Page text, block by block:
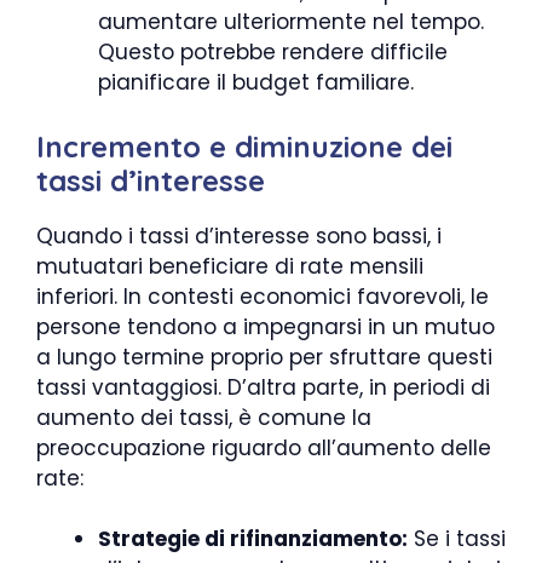
aumentare ulteriormente nel tempo.
Questo potrebbe rendere difficile
pianificare il budget familiare.
Incremento e diminuzione dei
tassi d’interesse
Quando i tassi d’interesse sono bassi, i
mutuatari beneficiare di rate mensili
inferiori. In contesti economici favorevoli, le
persone tendono a impegnarsi in un mutuo
a lungo termine proprio per sfruttare questi
tassi vantaggiosi. D’altra parte, in periodi di
aumento dei tassi, è comune la
preoccupazione riguardo all’aumento delle
rate:
Strategie di rifinanziamento: Se i tassi